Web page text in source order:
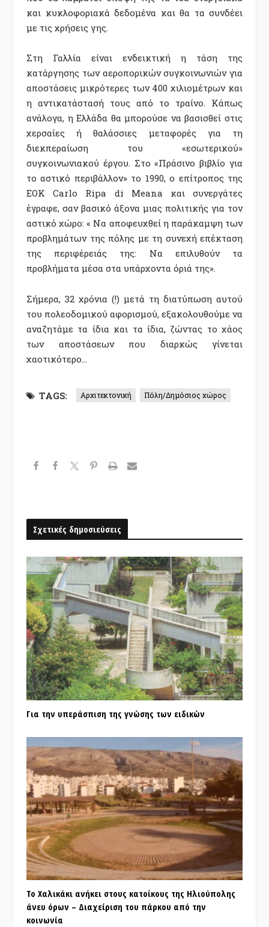
και κυκλοφοριακά δεδομένα και θα τα συνδέει
με τις χρήσεις γης.
Στη Γαλλία είναι ενδεικτική η τάση της
κατάργησης των αεροπορικών συγκοινωνιών για
αποστάσεις μικρότερες των 400 χιλιομέτρων και
η αντικατάστασή τους από το τραίνο. Κάπως
ανάλογα, η Ελλάδα θα μπορούσε να βασισθεί στις
χερσαίες ή θαλάσσιες μεταφορές για τη
διεκπεραίωση του «εσωτερικού»
συγκοινωνιακού έργου. Στο «Πράσινο βιβλίο για
το αστικό περιβάλλον» το 1990, ο επίτροπος της
ΕΟΚ Carlo Ripa di Meana και συνεργάτες
έγραφε, σαν βασικό άξονα μιας πολιτικής για τον
αστικό χώρο: « Να αποφευχθεί η παράκαμψη των
προβλημάτων της πόλης με τη συνεχή επέκταση
της περιφέρειάς της: Να επιλυθούν τα
προβλήματα μέσα στα υπάρχοντα όριά της».
Σήμερα, 32 χρόνια (!) μετά τη διατύπωση αυτού
του πολεοδομικού αφορισμού, εξακολουθούμε να
αναζητάμε τα ίδια και τα ίδια, ζώντας το χάος
των αποστάσεων που διαρκώς γίνεται
χαοτικότερο…
TAGS: Αρχιτεκτονική Πόλη/Δημόσιος χώρος
Σχετικές δημοσιεύσεις
Για την υπεράσπιση της γνώσης των ειδικών
Το Χαλικάκι ανήκει στους κατοίκους της Ηλιούπολης
άνευ όρων – Διαχείριση του πάρκου από την
κοινωνία